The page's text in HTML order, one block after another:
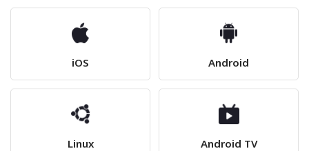
iOS Android
Linux Android TV